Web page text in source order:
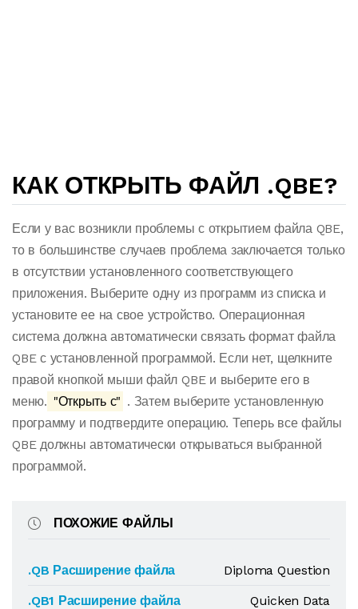
КАК ОТКРЫТЬ ФАЙЛ .QBE?
Если у вас возникли проблемы с открытием файла QBE,
то в большинстве случаев проблема заключается только
в отсутствии установленного соответствующего
приложения. Выберите одну из программ из списка и
установите ее на свое устройство. Операционная
система должна автоматически связать формат файла
QBE с установленной программой. Если нет, щелкните
правой кнопкой мыши файл QBE и выберите его в
меню. "Открыть с" . Затем выберите установленную
программу и подтвердите операцию. Теперь все файлы
QBE должны автоматически открываться выбранной
программой.
ПОХОЖИЕ ФАЙЛЫ
.QB Расширение файла
Diploma Question
.QB1 Расширение файла
Quicken Data